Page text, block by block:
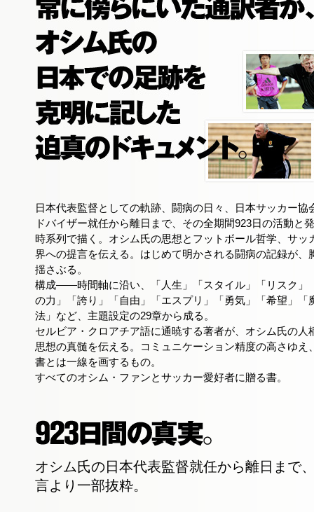
日本代表監督としての軌跡、闘病の日々、日本サッカー協
ドバイザー就任から離日まで、その全期間923日の活動と
時系列で描く。オシム氏の思想とフットボール哲学、サッ
界への提言を伝える。はじめて明かされる闘病の記録が、
揺さぶる。
構成――時間軸に沿い、「人生」「スタイル」「リスク」
の力」「誇り」「自由」「エスプリ」「勇気」「希望」「
法」など、主題設定の29章から成る。
セルビア・クロアチア語に通暁する著者が、オシム氏の人
思想の真髄を伝える。コミュニケーション精度の高さゆえ
書とは一線を画するもの。
すべてのオシム・ファンとサッカー愛好者に贈る書。
オシム氏の日本代表監督就任から離日まで
言より一部抜粋。